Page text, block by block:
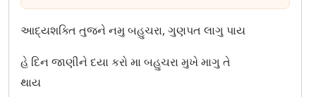
એક લાલ દરવાજે તંબુ તાણીયા
આદ્યશક્તિ તુજને નમુ બહુચરા, ગુણપત લાગુ પાય
હે દિન જાણીને દયા કરો મા બહુચરા મુખે માગુ તે
થાય